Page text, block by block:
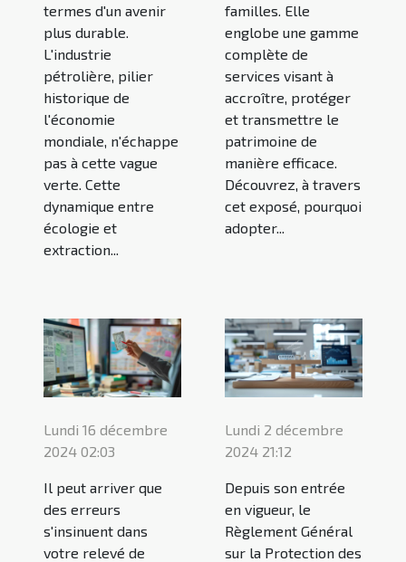
termes d'un avenir
plus durable.
L'industrie
pétrolière, pilier
historique de
l'économie
mondiale, n'échappe
pas à cette vague
verte. Cette
dynamique entre
écologie et
extraction...
familles. Elle
englobe une gamme
complète de
services visant à
accroître, protéger
et transmettre le
patrimoine de
manière efficace.
Découvrez, à travers
cet exposé, pourquoi
adopter...
Lundi 16 décembre
2024 02:03
Il peut arriver que
des erreurs
s'insinuent dans
votre relevé de
Lundi 2 décembre
2024 21:12
Depuis son entrée
en vigueur, le
Règlement Général
sur la Protection des